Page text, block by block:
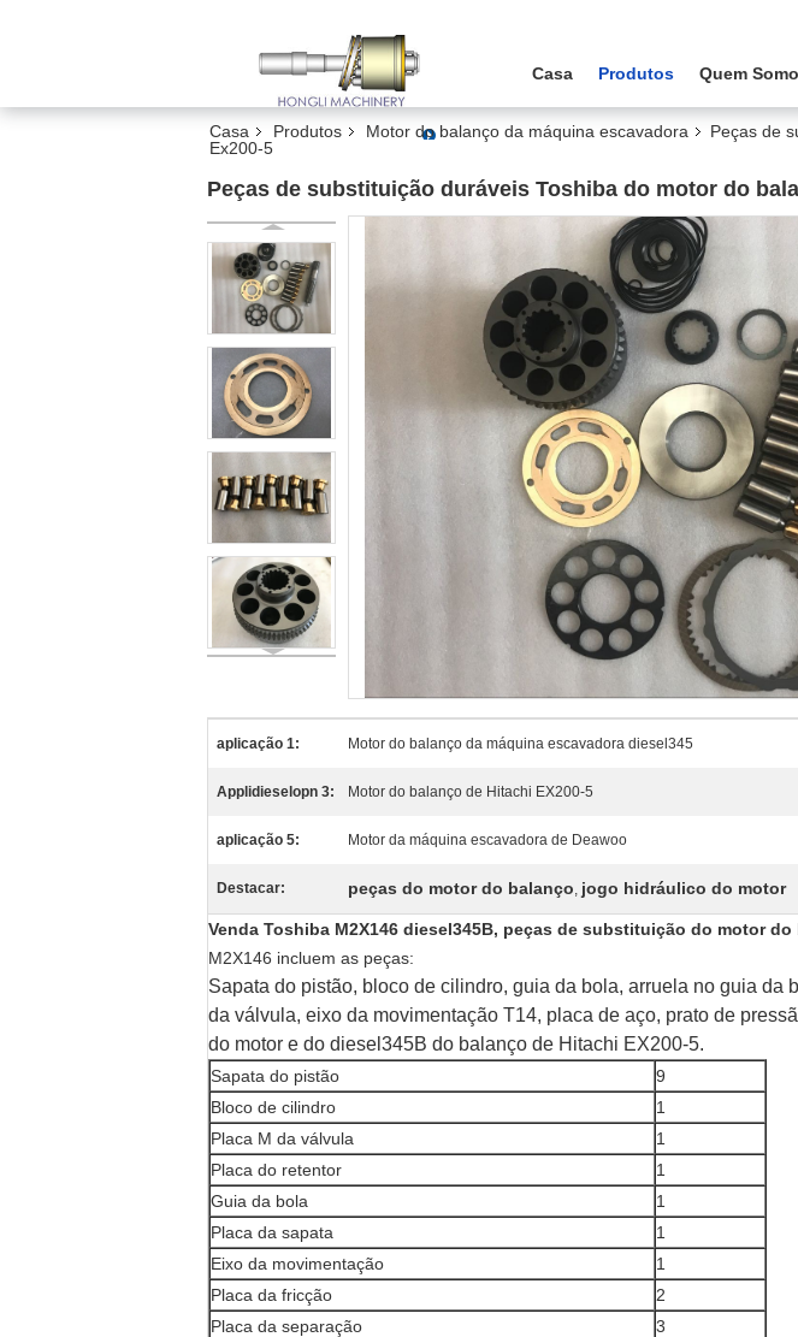
Casa Produtos Quem
Casa Produtos Motor do balanço da máquina escavadora
Peças de
Ex200-5
Peças de substituição duráveis Toshiba do motor do
aplicação 1: Motor do balanço da máquina escavadora diesel345
Applidieselopn 3: Motor do balanço de Hitachi EX200-5
aplicação 5: Motor da máquina escavadora de Deawoo
Destacar: peças do motor do balanço, jogo hidráulico do motor
Venda Toshiba M2X146 diesel345B, peças de substituição do motor
M2X146 incluem as peças:
Sapata do pistão, bloco de cilindro, guia da bola, arruela no guia
da válvula, eixo da movimentação T14, placa de aço, prato de
do motor e do diesel345B do balanço de Hitachi EX200-5.
Sapata do pistão
9
Bloco de cilindro
1
Placa M da válvula
1
Placa do retentor
1
Guia da bola
1
Placa da sapata
1
Eixo da movimentação
1
Placa da fricção
2
Placa da separação
3